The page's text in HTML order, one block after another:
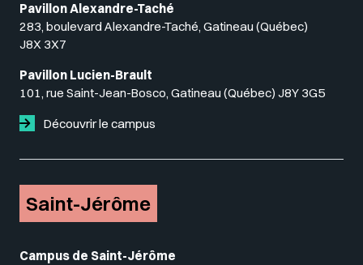
Pavillon Alexandre-Taché
283, boulevard Alexandre-Taché, Gatineau (Québec)
J8X 3X7
Pavillon Lucien-Brault
101, rue Saint-Jean-Bosco, Gatineau (Québec) J8Y 3G5
Découvrir le campus
Saint-Jérôme
Campus de Saint-Jérôme